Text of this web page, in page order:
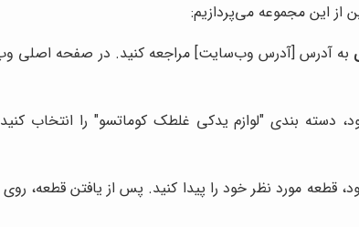
از این مجموعه می‌پردازیم:
به آدرس [آدرس وب‌سایت] مراجعه کنید. در صفحه اصلی
دسته بندی "لوازم یدکی غلطک کوماتسو" را انتخاب
قطعه مورد نظر خود را پیدا کنید. پس از یافتن قطعه،